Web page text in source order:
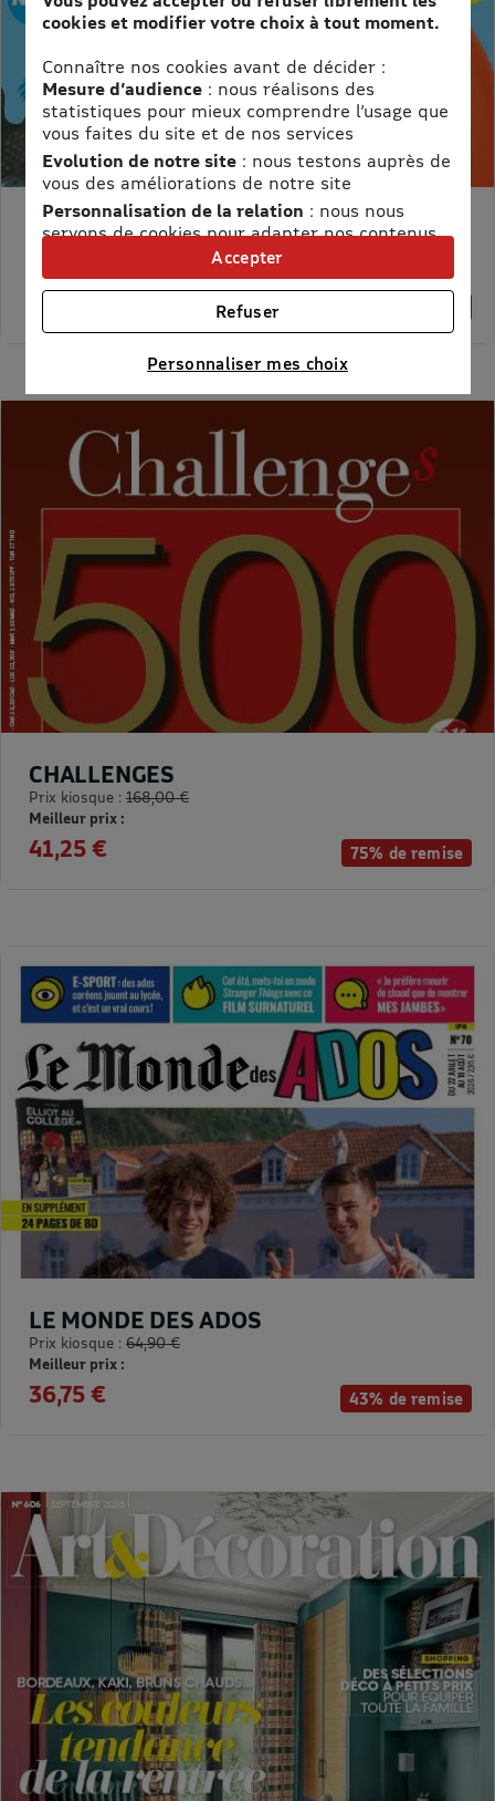
MON PETIT SCIENCE ET VIE AVEC NANO
Meilleur prix :
58,65 €
75% de remise
CHALLENGES
Prix kiosque : 168,00 €
Meilleur prix :
41,25 €
43% de remise
LE MONDE DES ADOS
Prix kiosque : 64,90 €
Meilleur prix :
36,75 €
cookies et modifier votre choix à tout moment.
Connaître nos cookies avant de décider :
Mesure d’audience: nous réalisons des
statistiques pour mieux comprendre l’usage que
vous faites du site et de nos services
Evolution de notre site: nous testons auprès de
vous des améliorations de notre site
Personnalisation de la relation : nous nous
servons de cookies pour adapter nos contenus
et personnaliser nos offres
Univers publicitaire: nous utilisons avec nos
partenaires des cookies pour afficher des
publicités personnalisées
Connaître notre politique cookies et la liste de nos
Personnaliser mes choix
Refuser
Accepter